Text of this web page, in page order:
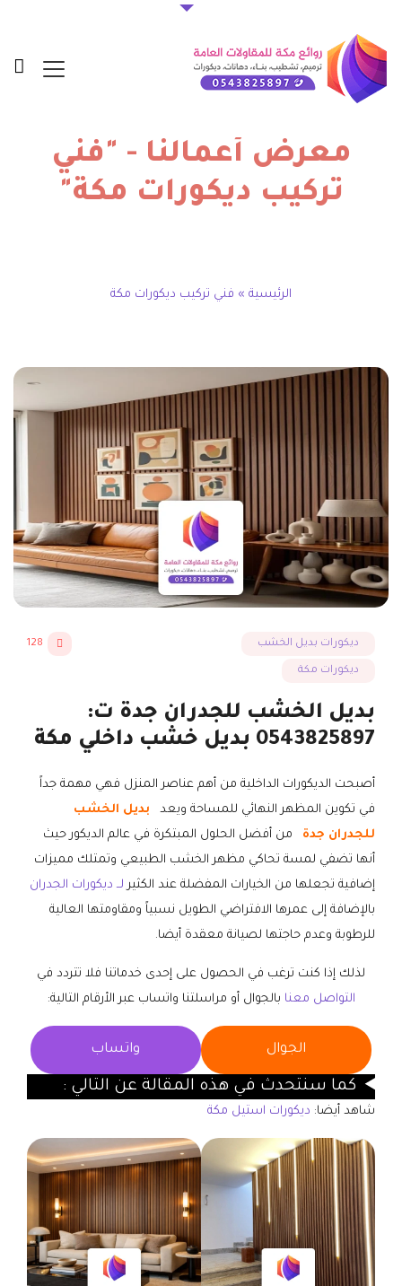
معرض أعمالنا - "فني
تركيب ديكورات مكة"
الرئيسية » فني تركيب ديكورات مكة
ديكورات بديل الخشب
ديكورات مكة
128
بديل الخشب للجدران جدة ت:
0543825897 بديل خشب داخلي مكة
أصبحت الديكورات الداخلية من أهم عناصر المنزل فهي مهمة جداً
في تكوين المظهر النهائي للمساحة ويعد
بديل الخشب
للجدران جدة
من أفضل الحلول المبتكرة في عالم الديكور حيث
أنها تضفي لمسة تحاكي مظهر الخشب الطبيعي وتمتلك مميزات
إضافية تجعلها من الخيارات المفضلة عند الكثير لــ ديكورات الجدران
بالإضافة إلى عمرها الافتراضي الطويل نسبياً ومقاومتها العالية
للرطوبة وعدم حاجتها لصيانة معقدة أيضا.
لذلك إذا كنت ترغب في الحصول على إحدى خدماتنا فلا تتردد في
التواصل معنا بالجوال أو مراسلتنا واتساب عبر الأرقام التالية:
الجوال واتساب
كما سنتحدث في هذه المقالة عن التالي :
شاهد أيضا: ديكورات استيل مكة